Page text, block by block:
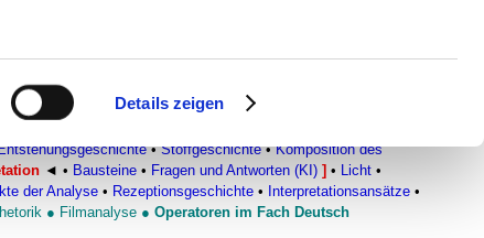
Medien
Details zeigen
•Stoffgeschichte • Komposition des
◄ • Bausteine • Fragen und Antworten (KI) ] • Licht •
der Analyse • Rezeptionsgeschichte • Interpretationsansätze •
● Filmanalyse ● Operatoren im Fach Deutsch